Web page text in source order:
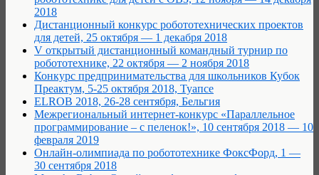
2018
Дистанционный конкурс робототехнических проектов
для детей, 25 октября — 1 декабря 2018
V открытый дистанционный командный турнир по
робототехнике, 22 октября — 2 ноября 2018
Конкурс предпринимательства для школьников Кубок
Преактум, 5-25 октября 2018, Туапсе
ELROB 2018, 26-28 сентября, Бельгия
Межрегиональный интернет-конкурс «Параллельное
программирование – с пеленок!», 10 сентября 2018 — 10
февраля 2019
Онлайн-олимпиада по робототехнике ФоксФорд, 1 —
30 сентября 2018